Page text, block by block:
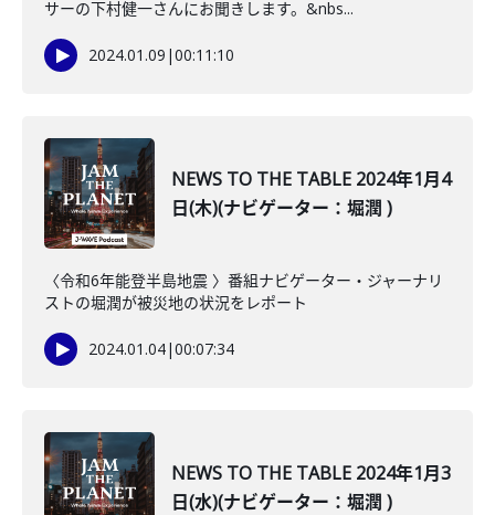
サーの下村健一さんにお聞きします。&nbs...
2024.01.09 |00:11:10
NEWS TO THE TABLE 2024年1月4
日(木)(ナビゲーター：堀潤 )
〈令和6年能登半島地震 〉番組ナビゲーター・ジャーナリ
ストの堀潤が被災地の状況をレポート
2024.01.04|00:07:34
NEWS TO THE TABLE 2024年1月3
日(水)(ナビゲーター：堀潤 )